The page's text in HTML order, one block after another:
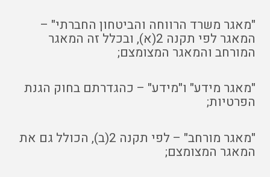
"מאגר משרד הרווחה והביטחון החברתי" –
המאגר לפי תקנה 2(א), ובכלל זה המאגר
המורחב והמאגר המצומצם;
"מאגר מידע" ו"מידע" – כהגדרתם בחוק הגנת
הפרטיות;
"מאגר מורחב" – לפי תקנה 2(ב), הכולל גם את
המאגר המצומצם;